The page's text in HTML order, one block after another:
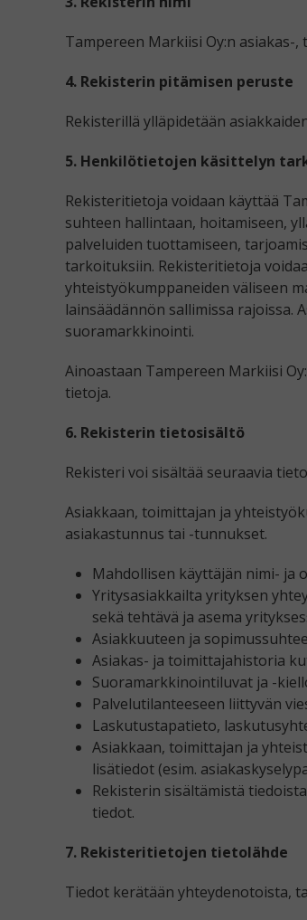
Tampereen Markiisi Oy:n
4. Rekisterin pitämisen peruste
Rekisterillä ylläpidetään
5. Henkilötietojen käsittelyn
Rekisteritietoja voidaan käyttää
suhteen hallintaan, hoitamiseen,
palveluiden tuottamiseen,
tarkoituksiin. Rekisteritietoja
yhteistyökumppaneiden väliseen
lainsäädännön sallimissa rajoissa.
suoramarkkinointi.
Ainoastaan Tampereen Markiisi
tietoja.
6. Rekisterin tietosisältö
Rekisteri voi sisältää seuraavia
Asiakkaan, toimittajan ja
asiakastunnus tai -tunnukset.
Mahdollisen käyttäjän nimi- ja
Yritysasiakkailta yrityksen
sekä tehtävä ja asema
Asiakkuuteen ja
Asiakas- ja toimittajahistoria
Suoramarkkinointiluvat ja -
Palvelutilanteeseen liittyvän
Laskutustapatieto,
Asiakkaan, toimittajan ja
lisätiedot (esim.
Rekisterin sisältämistä
tiedot.
7. Rekisteritietojen tietolähde
Tiedot kerätään yhteydenotoista,